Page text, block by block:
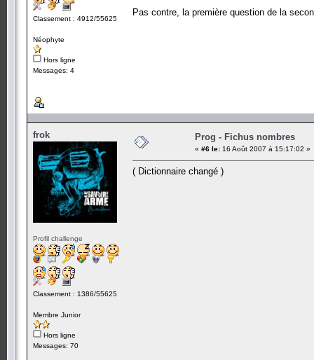
Classement : 4912/55625
Néophyte
Hors ligne
Messages: 4
Pas contre, la première question de la
frok
Profil challenge
Classement : 1386/55625
Membre Junior
Hors ligne
Messages: 70
Prog - Fichus nombres
« #6 le: 16 Août 2007 à 15:17:02 »
( Dictionnaire changé )